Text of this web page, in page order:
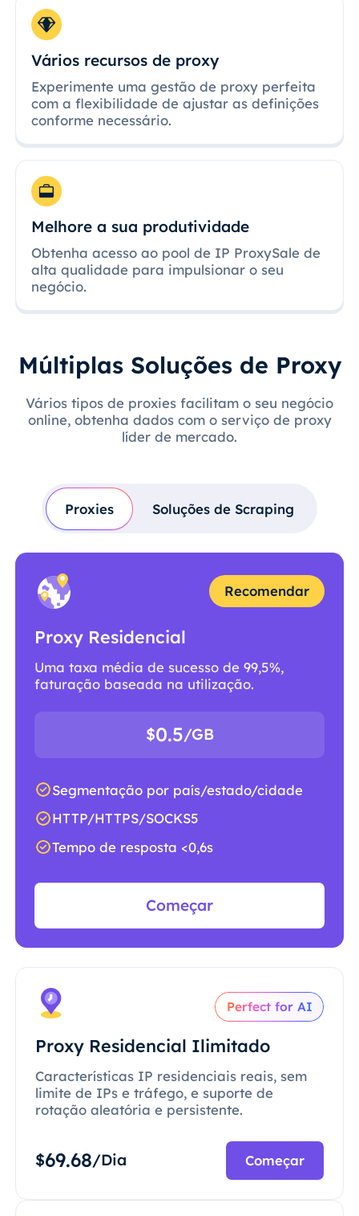
Vários recursos de proxy
Experimente uma gestão de proxy perfeita
com a flexibilidade de ajustar as definições
conforme necessário.
Melhore a sua produtividade
Obtenha acesso ao pool de IP ProxySale de
alta qualidade para impulsionar o seu
negócio.
Múltiplas Soluções de Proxy
Vários tipos de proxies facilitam o seu negócio
online, obtenha dados com o serviço de proxy
líder de mercado.
Proxies Soluções de Scraping
Recomendar
Proxy Residencial
Uma taxa média de sucesso de 99,5%,
faturação baseada na utilização.
$0.5/GB
Segmentação por país/estado/cidade
HTTP/HTTPS/SOCKS5
Tempo de resposta <0,6s
Começar
Perfect for AI
Proxy Residencial Ilimitado
Características IP residenciais reais, sem
limite de IPs e tráfego, e suporte de
rotação aleatória e persistente.
$69.68/Dia Começar